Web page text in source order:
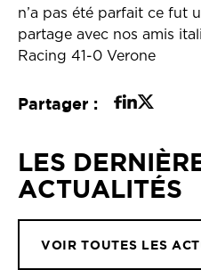
n’a pas été parfait ce fut
partage avec nos amis
Racing 41-0 Verone
Partager :
LES
ACTUALITÉS
VOIR TOUTES LES